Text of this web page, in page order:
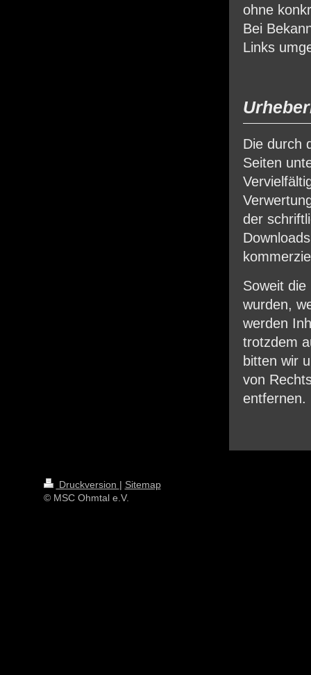
ohne
Bei
Links
Die durch
Seiten
der
Soweit
wurden,
werden
trotzdem
bitten wir
von
entfernen.
Druckversion | Sitemap
© MSC Ohmtal e.V.